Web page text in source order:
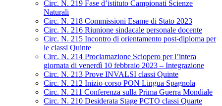
Circ. N. 219 Fase d’istituto Campionati Scienze
Naturali
Circ. N. 218 Commissioni Esame di Stato 2023
Circ. N. 216 Riunione sindacale personale docente
Circ. N. 215 Incontro di orientamento post-diploma per
le classi Quinte
Circ. N. 214 Proclamazione Sciopero per l’intera
giornata di venerdì 10 febbraio 2023 – Integrazione
Circ. N. 213 Prove INVALSI classi Quinte
Circ. N. 212 Inizio corso PON Lingua Spagnola
Circ. N. 211 Conferenza sulla Prima Guerra Mondiale
Circ. N. 210 Desiderata Stage PCTO classi Quarte